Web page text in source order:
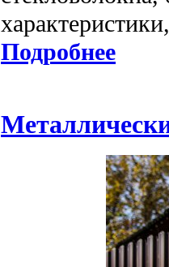
Подробнее